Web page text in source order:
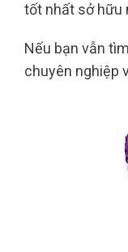
tốt nhất sở hữu
Nếu bạn vẫn
chuyên nghiệp